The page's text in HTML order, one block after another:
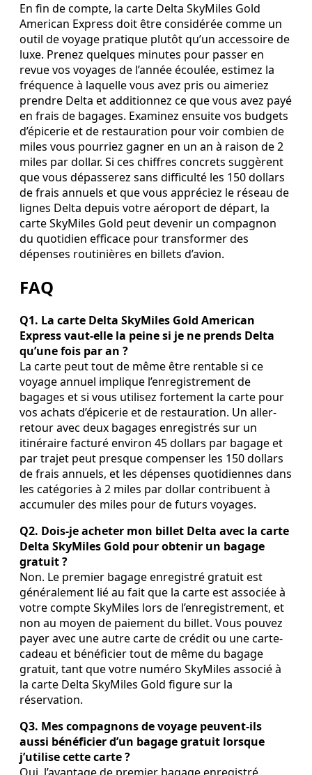
En fin de compte, la carte Delta SkyMiles Gold
American Express doit être considérée comme un
outil de voyage pratique plutôt qu’un accessoire de
luxe. Prenez quelques minutes pour passer en
revue vos voyages de l’année écoulée, estimez la
fréquence à laquelle vous avez pris ou aimeriez
prendre Delta et additionnez ce que vous avez payé
en frais de bagages. Examinez ensuite vos budgets
d’épicerie et de restauration pour voir combien de
miles vous pourriez gagner en un an à raison de 2
miles par dollar. Si ces chiffres concrets suggèrent
que vous dépasserez sans difficulté les 150 dollars
de frais annuels et que vous appréciez le réseau de
lignes Delta depuis votre aéroport de départ, la
carte SkyMiles Gold peut devenir un compagnon
du quotidien efficace pour transformer des
dépenses routinières en billets d’avion.
FAQ
Q1. La carte Delta SkyMiles Gold American
Express vaut-elle la peine si je ne prends Delta
qu’une fois par an ?
La carte peut tout de même être rentable si ce
voyage annuel implique l’enregistrement de
bagages et si vous utilisez fortement la carte pour
vos achats d’épicerie et de restauration. Un aller-
retour avec deux bagages enregistrés sur un
itinéraire facturé environ 45 dollars par bagage et
par trajet peut presque compenser les 150 dollars
de frais annuels, et les dépenses quotidiennes dans
les catégories à 2 miles par dollar contribuent à
accumuler des miles pour de futurs voyages.
Q2. Dois-je acheter mon billet Delta avec la carte
Delta SkyMiles Gold pour obtenir un bagage
gratuit ?
Non. Le premier bagage enregistré gratuit est
généralement lié au fait que la carte est associée à
votre compte SkyMiles lors de l’enregistrement, et
non au moyen de paiement du billet. Vous pouvez
payer avec une autre carte de crédit ou une carte-
cadeau et bénéficier tout de même du bagage
gratuit, tant que votre numéro SkyMiles associé à
la carte Delta SkyMiles Gold figure sur la
réservation.
Q3. Mes compagnons de voyage peuvent-ils
aussi bénéficier d’un bagage gratuit lorsque
j’utilise cette carte ?